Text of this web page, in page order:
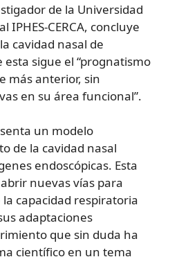
de la Universidad
IPHES-CERCA, concluye
cavidad nasal de
sigue el “prognatismo
más anterior, sin
en su área funcional”.
un modelo
de la cavidad nasal
endoscópicas. Esta
nuevas vías para
capacidad respiratoria
adaptaciones
que sin duda ha
científico en un tema